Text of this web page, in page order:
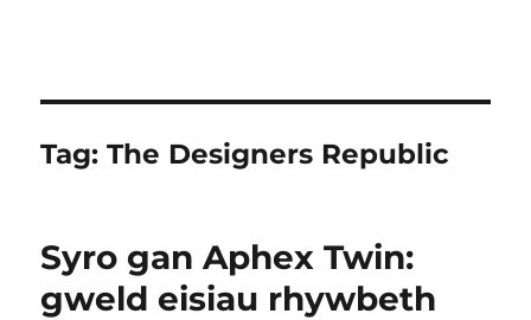
Tag:The Designers Republic
Syro gan Aphex Twin:
gweld eisiau rhywbeth